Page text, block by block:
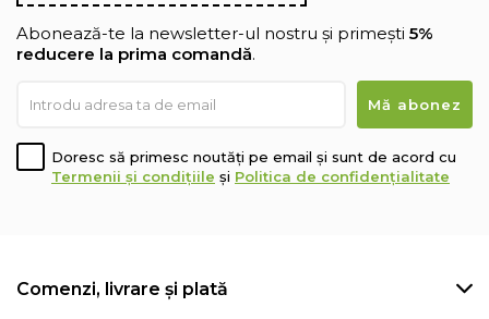
Abonează-te la newsletter-ul nostru și primești 5%
reducere la prima comandă.
Doresc să primesc noutăți pe email și sunt de acord cu
Termenii și condițiile și Politica de confidențialitate
Comenzi, livrare și plată